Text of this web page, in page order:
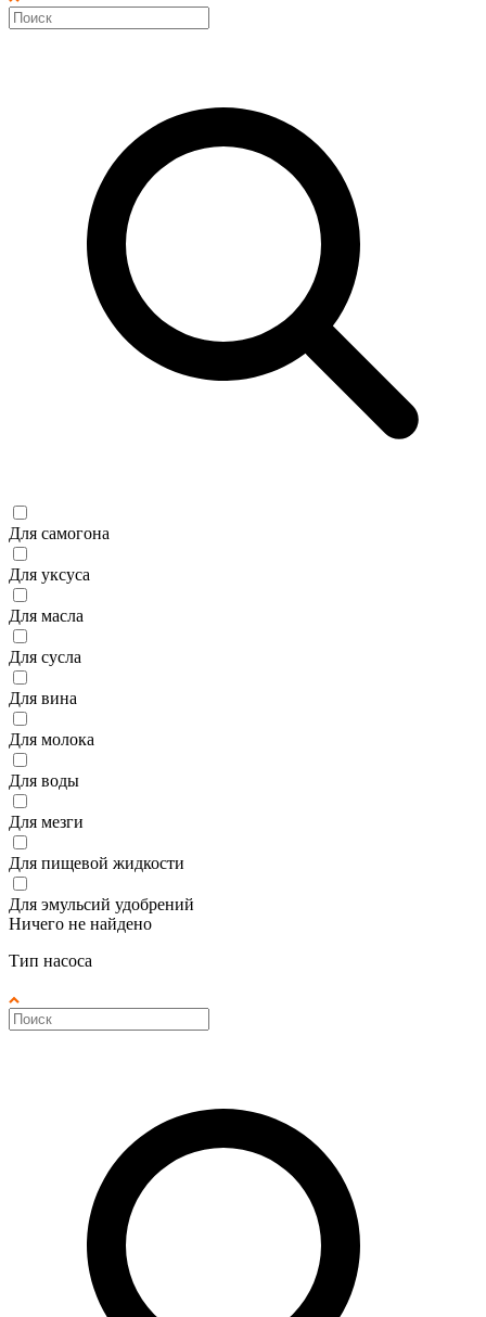
Для самогона
Для уксуса
Для масла
Для сусла
Для вина
Для молока
Для воды
Для мезги
Для пищевой жидкости
Для эмульсий удобрений
Ничего не найдено
Тип насоса